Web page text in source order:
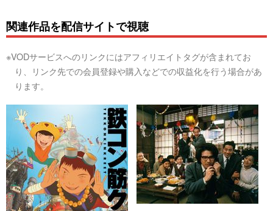
関連作品を配信サイトで視聴
※VODサービスへのリンクにはアフィリエイトタグが含まれてお
り、リンク先での会員登録や購入などでの収益化を行う場合があ
ります。